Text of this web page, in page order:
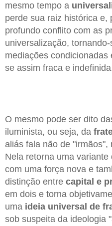
mesmo tempo a
perde sua raiz histórica e,
profundo conflito com as
universalização,
mediações
se assim fraca e
O mesmo pode ser dito
iluminista, ou seja, da
aliás fala não de "irmãos",
Nela retorna uma variante
com uma força nova e
distinção entre capital e
em dois e torna
uma ideia universal de
sob suspeita da ideologia